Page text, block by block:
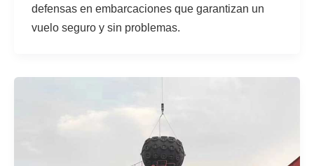
defensas en embarcaciones que garantizan un
vuelo seguro y sin problemas.